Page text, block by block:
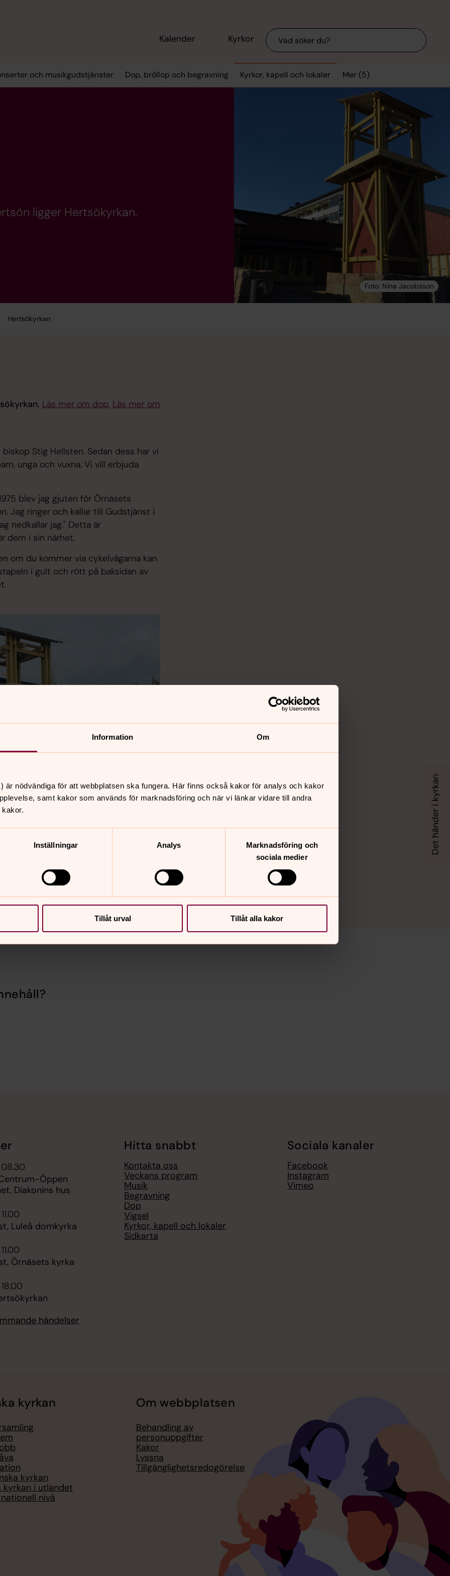
Information Om
är nödvändiga för att webbplatsen ska fungera. Här finns också kakor för analys och kakor
samt kakor som används för marknadsföring och när vi länkar vidare till andra
Inställningar Analys
Marknadsföring och
sociala medier
Tillåt urval Tillåt alla kakor
Kalender Kyrkor Sök
och musikgudstjänster Dop, bröllop och begravning Kyrkor, kapell och lokaler Mer (5)
Hertsökyrkan
ligger Hertsökyrkan.
Läs mer om dop. Läs mer om
Stig Hellsten. Sedan dess har vi
unga och vuxna. Vi vill erbjuda
blev jag gjuten för Örnäsets
Jag ringer och kallar till Gudstjänst i
nedkallar jag." Detta är
dem i sin närhet.
om du kommer via cykelvägarna kan
i gult och rött på baksidan av
Öppen
Diakonins hus
Luleå domkyrka
Örnäsets kyrka
händelser
Hitta snabbt
Kontakta oss
Veckans program
Musik
Begravning
Dop
Vigsel
Kyrkor, kapell och lokaler
Sidkarta
Sociala kanaler
Facebook
Instagram
Vimeo
kyrkan
kyrkan
kyrkan i utlandet
nivå
Om webbplatsen
Behandling av
personuppgifter
Kakor
Lyssna
Tillgänglighetsredogörelse